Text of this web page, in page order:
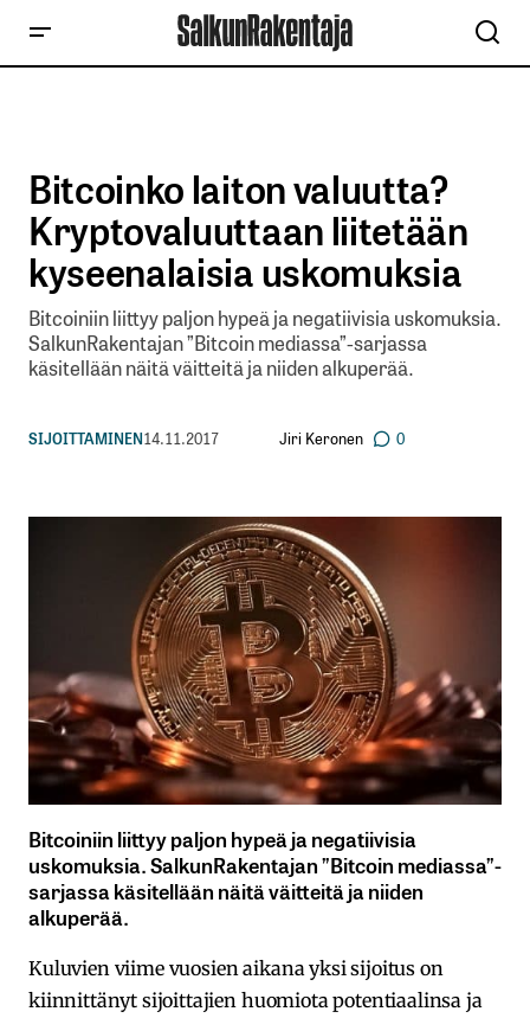
Bitcoinko laiton valuutta?
Kryptovaluuttaan liitetään
kyseenalaisia uskomuksia
Bitcoiniin liittyy paljon hypeä ja negatiivisia uskomuksia.
SalkunRakentajan ”Bitcoin mediassa”-sarjassa
käsitellään näitä väitteitä ja niiden alkuperää.
SIJOITTAMINEN14.11.2017 Jiri Keronen 0
Bitcoiniin liittyy paljon hypeä ja negatiivisia
uskomuksia. SalkunRakentajan ”Bitcoin mediassa”-
sarjassa käsitellään näitä väitteitä ja niiden
alkuperää.
Kuluvien viime vuosien aikana yksi sijoitus on
kiinnittänyt sijoittajien huomiota potentiaalinsa ja